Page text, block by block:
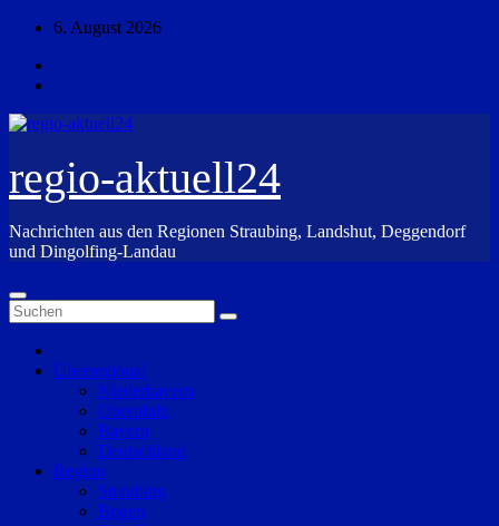
Zum
springen
6. August 2026
regio-aktuell24
Nachrichten aus den Regionen Straubing, Landshut, Deggendorf
und Dingolfing-Landau
Überregional
Niederbayern
Oberpfalz
Bayern
Deutschland
Region
Straubing
Bogen